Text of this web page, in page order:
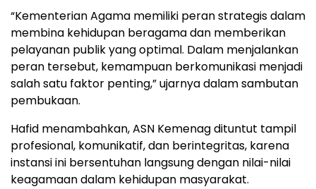
“Kementerian Agama memiliki peran strategis dalam
membina kehidupan beragama dan memberikan
pelayanan publik yang optimal. Dalam menjalankan
peran tersebut, kemampuan berkomunikasi menjadi
salah satu faktor penting,” ujarnya dalam sambutan
pembukaan.
Hafid menambahkan, ASN Kemenag dituntut tampil
profesional, komunikatif, dan berintegritas, karena
instansi ini bersentuhan langsung dengan nilai-nilai
keagamaan dalam kehidupan masyarakat.